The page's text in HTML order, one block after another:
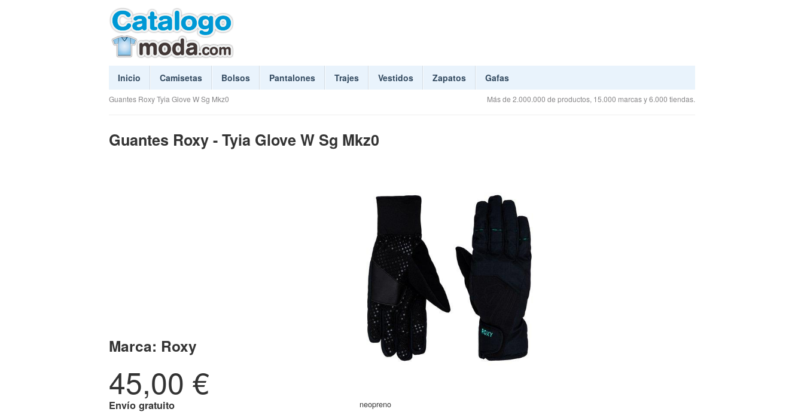
Inicio Camisetas Bolsos Pantalones Trajes Vestidos Zapatos Gafas
Guantes Roxy Tyia Glove W Sg Mkz0 Más de 2.000.000 de productos, 15.000 marcas y 6.000 tiendas.
Guantes Roxy - Tyia Glove W Sg Mkz0
Marca: Roxy
45,00 €
Envío gratuito neopreno